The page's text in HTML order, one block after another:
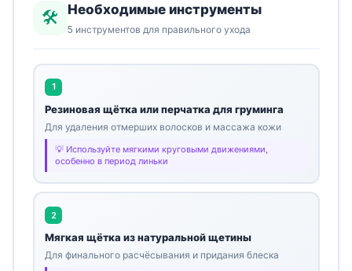
🛠️ Необходимые инструменты
5 инструментов для правильного ухода
1
Резиновая щётка или перчатка для груминга
Для удаления отмерших волосков и массажа кожи
Используйте мягкими круговыми движениями,
особенно в период линьки
2
Мягкая щётка из натуральной щетины
Для финального расчёсывания и придания блеска